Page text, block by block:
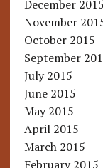
December 2015
November
October 2015
September
July 2015
June 2015
May 2015
April 2015
March 2015
February 2015